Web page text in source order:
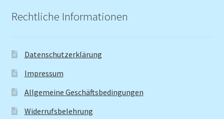
Rechtliche Informationen
Datenschutzerklärung
Impressum
Allgemeine Geschäftsbedingungen
Widerrufsbelehrung